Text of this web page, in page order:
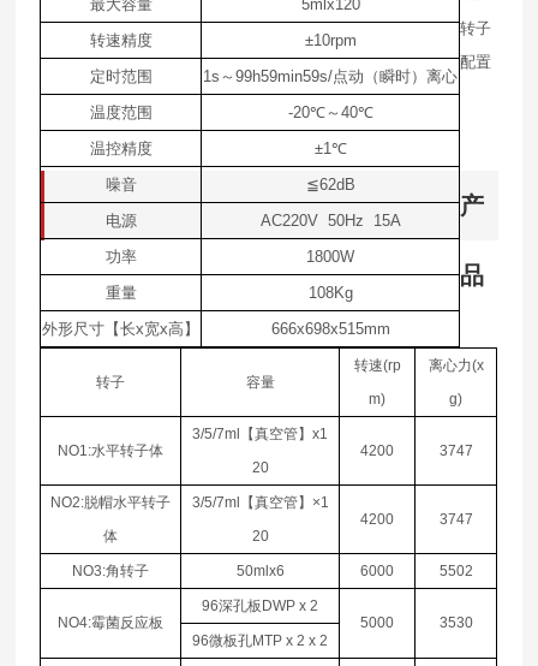
最大容量
5mlx120
转速精度
±10rpm
定时范围
1s ～99h59min59s/点动（瞬时）离心
温度范围
-20℃～ 40℃
温控精度
±1℃
噪音
≦62dB
电源
AC220V 50Hz 15A
功率
1800W
重量
108Kg
外形尺寸【长x宽x高】 666x698x515mm
转子
配置
转子 容量
转速(rp
m)
离心力(x
g)
NO1:水平转子体
3/5/7ml 【真空管】x1
20
4200 3747
NO2:脱帽水平转子
体
3/5/7ml 【真空管】 ×1
20
4200 3747
NO3:角转子 50mlx6 6000 5502
NO4:霉菌反应板
96深孔板 DWP x 2
5000
3530
96微板孔MTP x 2 x 2
产
品